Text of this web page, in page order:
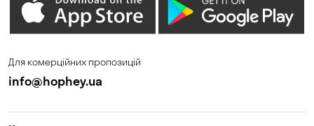
Для комерційних пропозицій
info@hophey.ua